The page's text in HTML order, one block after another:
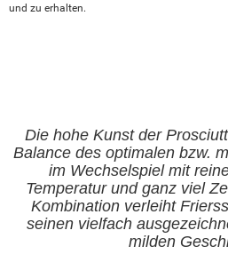
und zu erhalten.
Die hohe Kunst der
Balance des optimalen bzw.
im Wechselspiel mit
Temperatur und ganz viel
Kombination verleiht
seinen vielfach
milden